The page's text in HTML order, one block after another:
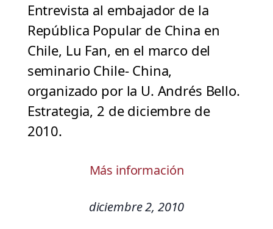
Entrevista al embajador de la
República Popular de China en
Chile, Lu Fan, en el marco del
seminario Chile- China,
organizado por la U. Andrés Bello.
Estrategia, 2 de diciembre de
2010.
Más información
diciembre 2, 2010